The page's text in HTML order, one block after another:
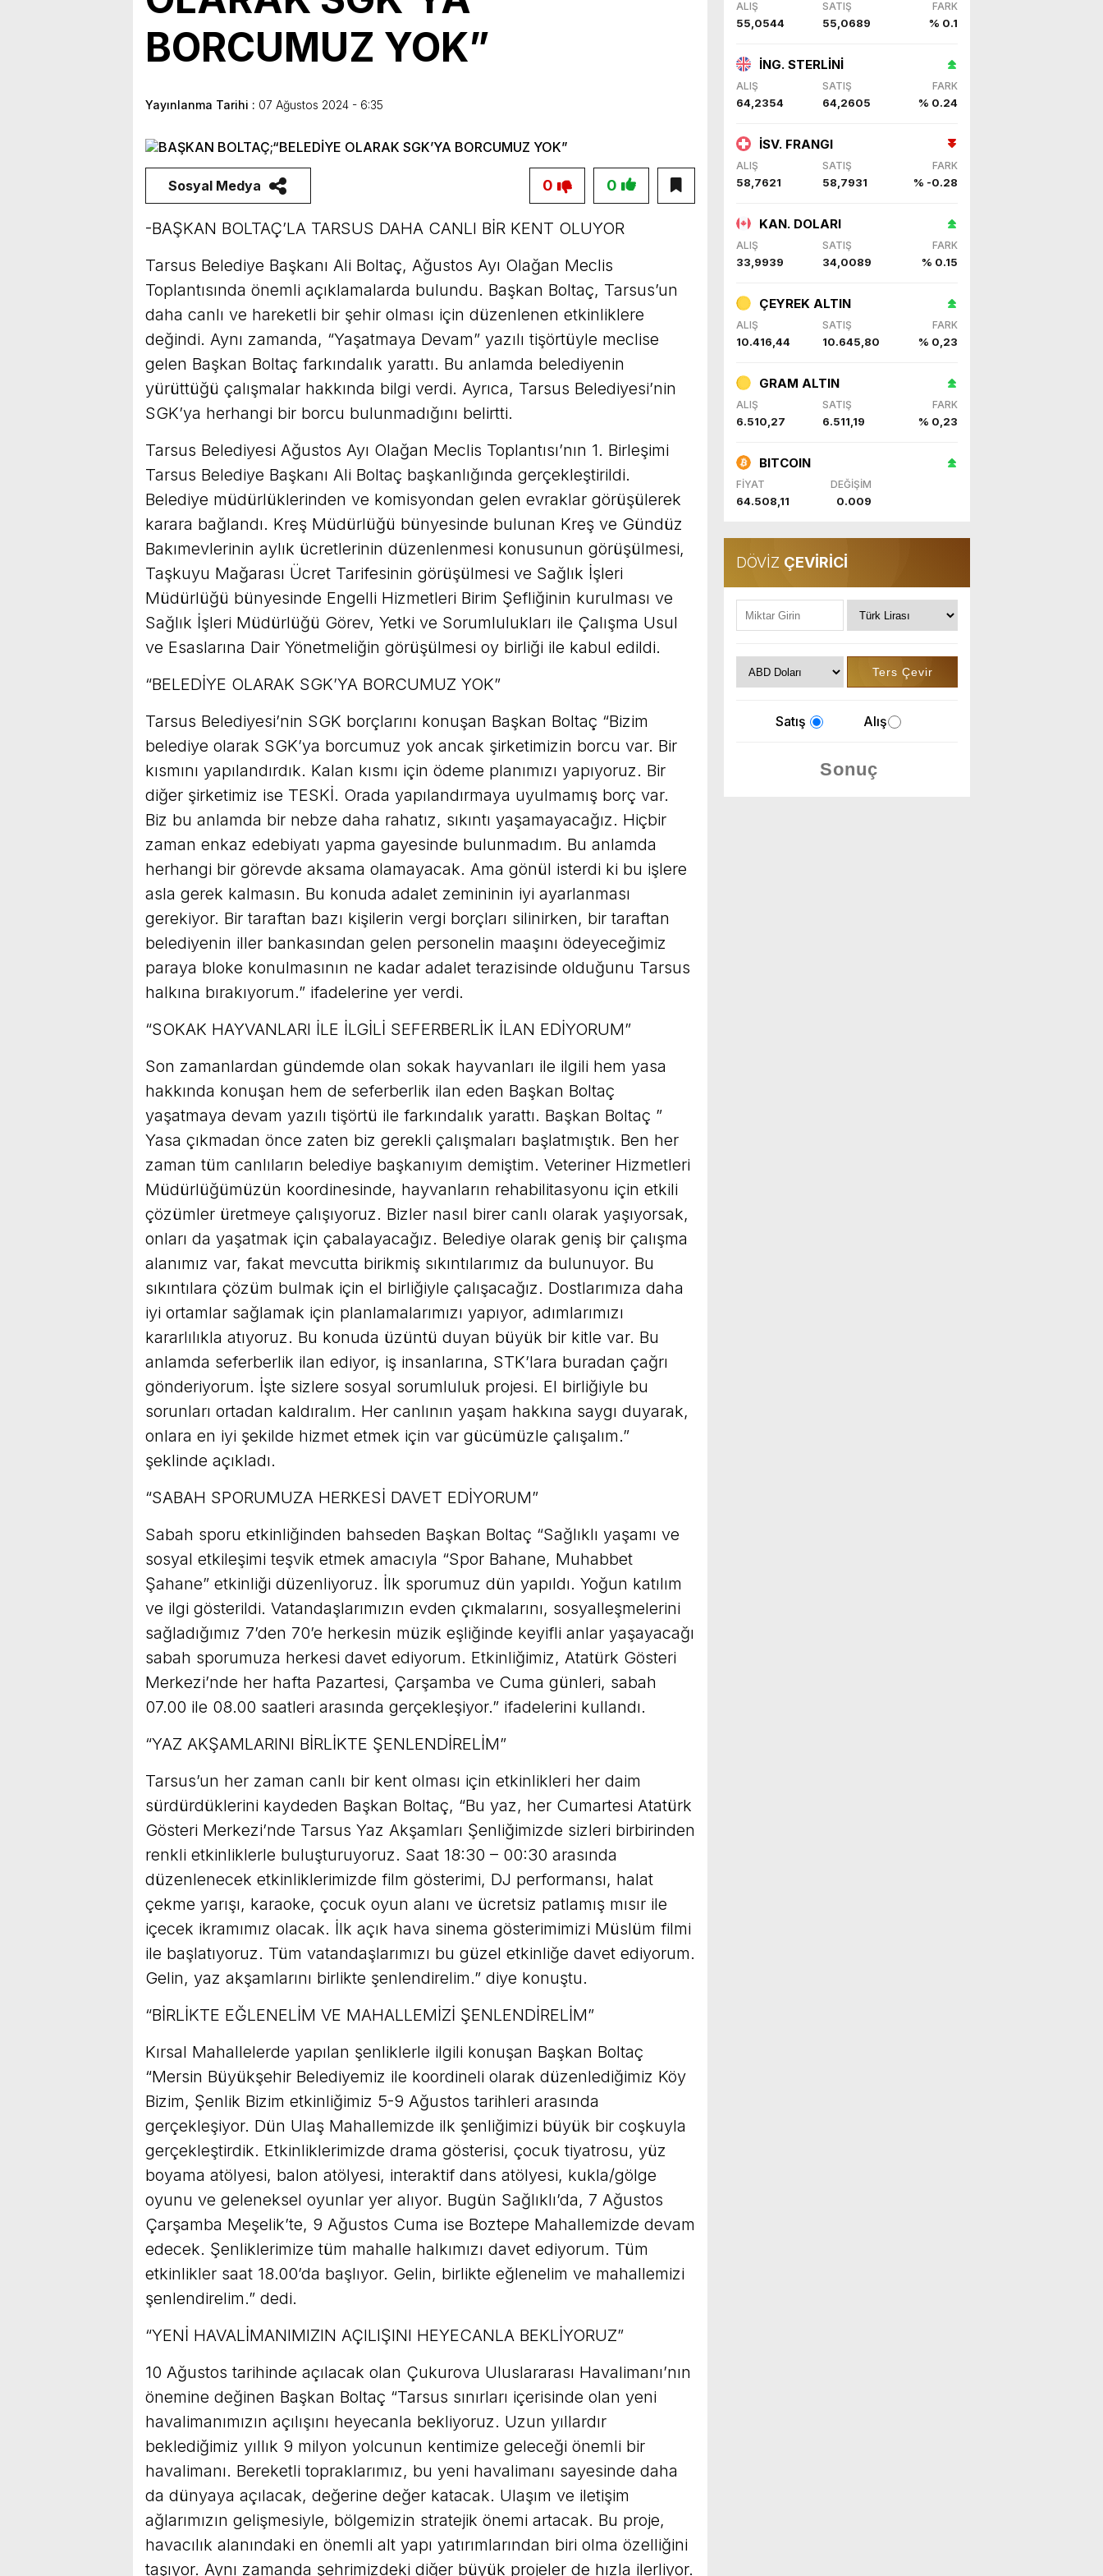
bulunduk. Ortak akıl ve iş birliğiyle hayata geçireceğimiz çalışmalar üzerine verimli bir görüşme gerçekleştirdik. Nazik
BORCUMUZ YOK”
Yayınlanma Tarihi : 07 Ağustos 2024 - 6:35
Sosyal Medya 0
0
-BAŞKAN BOLTAÇ’LA TARSUS DAHA CANLI BİR KENT OLUYOR
Tarsus Belediye Başkanı Ali Boltaç, Ağustos Ayı Olağan Meclis
Toplantısında önemli açıklamalarda bulundu. Başkan Boltaç, Tarsus’un
daha canlı ve hareketli bir şehir olması için düzenlenen etkinliklere
değindi. Aynı zamanda, “Yaşatmaya Devam” yazılı tişörtüyle meclise
gelen Başkan Boltaç farkındalık yarattı. Bu anlamda belediyenin
yürüttüğü çalışmalar hakkında bilgi verdi. Ayrıca, Tarsus Belediyesi’nin
SGK’ya herhangi bir borcu bulunmadığını belirtti.
Tarsus Belediyesi Ağustos Ayı Olağan Meclis Toplantısı’nın 1. Birleşimi
Tarsus Belediye Başkanı Ali Boltaç başkanlığında gerçekleştirildi.
Belediye müdürlüklerinden ve komisyondan gelen evraklar görüşülerek
karara bağlandı. Kreş Müdürlüğü bünyesinde bulunan Kreş ve Gündüz
Bakımevlerinin aylık ücretlerinin düzenlenmesi konusunun görüşülmesi,
Taşkuyu Mağarası Ücret Tarifesinin görüşülmesi ve Sağlık İşleri
Müdürlüğü bünyesinde Engelli Hizmetleri Birim Şefliğinin kurulması ve
Sağlık İşleri Müdürlüğü Görev, Yetki ve Sorumlulukları ile Çalışma Usul
ve Esaslarına Dair Yönetmeliğin görüşülmesi oy birliği ile kabul edildi.
“BELEDİYE OLARAK SGK’YA BORCUMUZ YOK”
Tarsus Belediyesi’nin SGK borçlarını konuşan Başkan Boltaç “Bizim
belediye olarak SGK’ya borcumuz yok ancak şirketimizin borcu var. Bir
kısmını yapılandırdık. Kalan kısmı için ödeme planımızı yapıyoruz. Bir
diğer şirketimiz ise TESKİ. Orada yapılandırmaya uyulmamış borç var.
Biz bu anlamda bir nebze daha rahatız, sıkıntı yaşamayacağız. Hiçbir
zaman enkaz edebiyatı yapma gayesinde bulunmadım. Bu anlamda
herhangi bir görevde aksama olamayacak. Ama gönül isterdi ki bu işlere
asla gerek kalmasın. Bu konuda adalet zemininin iyi ayarlanması
gerekiyor. Bir taraftan bazı kişilerin vergi borçları silinirken, bir taraftan
belediyenin iller bankasından gelen personelin maaşını ödeyeceğimiz
paraya bloke konulmasının ne kadar adalet terazisinde olduğunu Tarsus
halkına bırakıyorum.” ifadelerine yer verdi.
“SOKAK HAYVANLARI İLE İLGİLİ SEFERBERLİK İLAN EDİYORUM”
Son zamanlardan gündemde olan sokak hayvanları ile ilgili hem yasa
hakkında konuşan hem de seferberlik ilan eden Başkan Boltaç
yaşatmaya devam yazılı tişörtü ile farkındalık yarattı. Başkan Boltaç ”
Yasa çıkmadan önce zaten biz gerekli çalışmaları başlatmıştık. Ben her
zaman tüm canlıların belediye başkanıyım demiştim. Veteriner Hizmetleri
Müdürlüğümüzün koordinesinde, hayvanların rehabilitasyonu için etkili
çözümler üretmeye çalışıyoruz. Bizler nasıl birer canlı olarak yaşıyorsak,
onları da yaşatmak için çabalayacağız. Belediye olarak geniş bir çalışma
alanımız var, fakat mevcutta birikmiş sıkıntılarımız da bulunuyor. Bu
sıkıntılara çözüm bulmak için el birliğiyle çalışacağız. Dostlarımıza daha
iyi ortamlar sağlamak için planlamalarımızı yapıyor, adımlarımızı
kararlılıkla atıyoruz. Bu konuda üzüntü duyan büyük bir kitle var. Bu
anlamda seferberlik ilan ediyor, iş insanlarına, STK’lara buradan çağrı
gönderiyorum. İşte sizlere sosyal sorumluluk projesi. El birliğiyle bu
sorunları ortadan kaldıralım. Her canlının yaşam hakkına saygı duyarak,
onlara en iyi şekilde hizmet etmek için var gücümüzle çalışalım.”
şeklinde açıkladı.
“SABAH SPORUMUZA HERKESİ DAVET EDİYORUM”
Sabah sporu etkinliğinden bahseden Başkan Boltaç “Sağlıklı yaşamı ve
sosyal etkileşimi teşvik etmek amacıyla “Spor Bahane, Muhabbet
Şahane” etkinliği düzenliyoruz. İlk sporumuz dün yapıldı. Yoğun katılım
ve ilgi gösterildi. Vatandaşlarımızın evden çıkmalarını, sosyalleşmelerini
sağladığımız 7’den 70’e herkesin müzik eşliğinde keyifli anlar yaşayacağı
sabah sporumuza herkesi davet ediyorum. Etkinliğimiz, Atatürk Gösteri
Merkezi’nde her hafta Pazartesi, Çarşamba ve Cuma günleri, sabah
07.00 ile 08.00 saatleri arasında gerçekleşiyor.” ifadelerini kullandı.
“YAZ AKŞAMLARINI BİRLİKTE ŞENLENDİRELİM”
Tarsus’un her zaman canlı bir kent olması için etkinlikleri her daim
sürdürdüklerini kaydeden Başkan Boltaç, “Bu yaz, her Cumartesi Atatürk
Gösteri Merkezi’nde Tarsus Yaz Akşamları Şenliğimizde sizleri birbirinden
renkli etkinliklerle buluşturuyoruz. Saat 18:30 – 00:30 arasında
düzenlenecek etkinliklerimizde film gösterimi, DJ performansı, halat
çekme yarışı, karaoke, çocuk oyun alanı ve ücretsiz patlamış mısır ile
içecek ikramımız olacak. İlk açık hava sinema gösterimimizi Müslüm filmi
ile başlatıyoruz. Tüm vatandaşlarımızı bu güzel etkinliğe davet ediyorum.
Gelin, yaz akşamlarını birlikte şenlendirelim.” diye konuştu.
“BİRLİKTE EĞLENELİM VE MAHALLEMİZİ ŞENLENDİRELİM”
Kırsal Mahallelerde yapılan şenliklerle ilgili konuşan Başkan Boltaç
“Mersin Büyükşehir Belediyemiz ile koordineli olarak düzenlediğimiz Köy
Bizim, Şenlik Bizim etkinliğimiz 5-9 Ağustos tarihleri arasında
gerçekleşiyor. Dün Ulaş Mahallemizde ilk şenliğimizi büyük bir coşkuyla
gerçekleştirdik. Etkinliklerimizde drama gösterisi, çocuk tiyatrosu, yüz
boyama atölyesi, balon atölyesi, interaktif dans atölyesi, kukla/gölge
oyunu ve geleneksel oyunlar yer alıyor. Bugün Sağlıklı’da, 7 Ağustos
Çarşamba Meşelik’te, 9 Ağustos Cuma ise Boztepe Mahallemizde devam
edecek. Şenliklerimize tüm mahalle halkımızı davet ediyorum. Tüm
etkinlikler saat 18.00’da başlıyor. Gelin, birlikte eğlenelim ve mahallemizi
şenlendirelim.” dedi.
“YENİ HAVALİMANIMIZIN AÇILIŞINI HEYECANLA BEKLİYORUZ”
10 Ağustos tarihinde açılacak olan Çukurova Uluslararası Havalimanı’nın
önemine değinen Başkan Boltaç “Tarsus sınırları içerisinde olan yeni
havalimanımızın açılışını heyecanla bekliyoruz. Uzun yıllardır
beklediğimiz yıllık 9 milyon yolcunun kentimize geleceği önemli bir
havalimanı. Bereketli topraklarımız, bu yeni havalimanı sayesinde daha
da dünyaya açılacak, değerine değer katacak. Ulaşım ve iletişim
ağlarımızın gelişmesiyle, bölgemizin stratejik önemi artacak. Bu proje,
havacılık alanındaki en önemli alt yapı yatırımlarından biri olma özelliğini
taşıyor. Aynı zamanda şehrimizdeki diğer büyük projeler de hızla ilerliyor.
ALIŞ SATIŞ FARK
55,0544 55,0689 % 0.1
İNG. STERLİNİ
ALIŞ SATIŞ FARK
64,2354 64,2605 % 0.24
İSV. FRANGI
ALIŞ SATIŞ FARK
58,7621 58,7931 % -0.28
KAN. DOLARI
ALIŞ SATIŞ FARK
33,9939 34,0089 % 0.15
ÇEYREK ALTIN
ALIŞ SATIŞ FARK
10.416,44 10.645,80 % 0,23
GRAM ALTIN
ALIŞ SATIŞ FARK
6.510,27 6.511,19 % 0,23
BITCOIN
FİYAT DEĞİŞİM
64.508,11 0.009
DÖVİZ ÇEVİRİCİ
Satış Alış